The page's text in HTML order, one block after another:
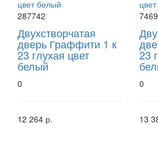
287742
Двухстворчатая
дверь Граффити 1 к
23 глухая цвет
белый
0
12 264 р.
23
0
13